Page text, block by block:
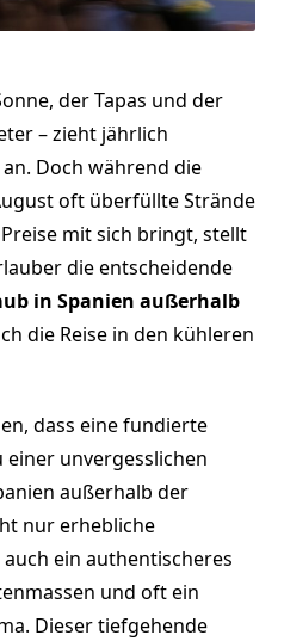
der Tapas und der
– zieht jährlich
Doch während die
oft überfüllte Strände
mit sich bringt, stellt
die entscheidende
in Spanien außerhalb
die Reise in den kühleren
dass eine fundierte
einer unvergesslichen
außerhalb der
nur erhebliche
ein authentischeres
und oft ein
Dieser tiefgehende